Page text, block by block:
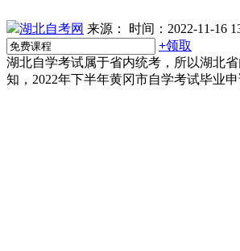
湖北自考网 来源：
时间：2022-11-16
+领取
湖北自学考试属于省内统考，所以湖北
知，2022年下半年黄冈市自学考试毕业